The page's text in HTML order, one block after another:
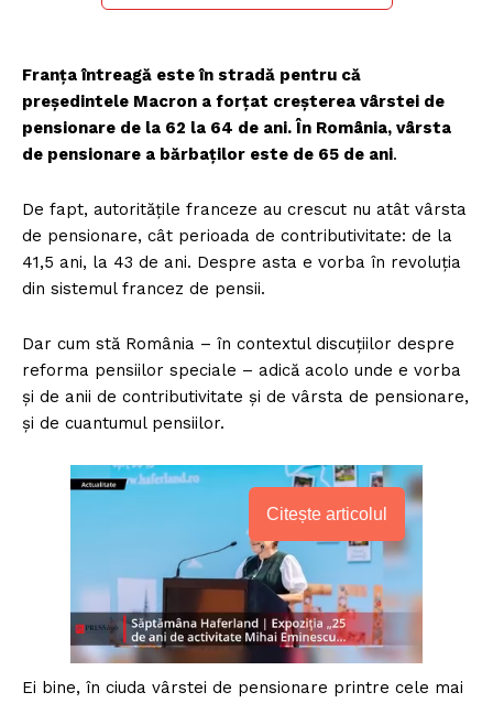
Franța întreagă este în stradă pentru că
președintele Macron a forțat creșterea vârstei de
pensionare de la 62 la 64 de ani. În România, vârsta
de pensionare a bărbaților este de 65 de ani.
De fapt, autoritățile franceze au crescut nu atât vârsta
de pensionare, cât perioada de contributivitate: de la
41,5 ani, la 43 de ani. Despre asta e vorba în revoluția
din sistemul francez de pensii.
Dar cum stă România – în contextul discuțiilor despre
reforma pensiilor speciale – adică acolo unde e vorba
și de anii de contributivitate și de vârsta de pensionare,
și de cuantumul pensiilor.
Citește articolul
Ei bine, în ciuda vârstei de pensionare printre cele mai